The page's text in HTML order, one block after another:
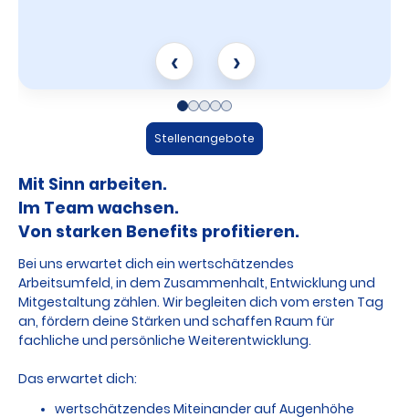
‹ ›
Stellenangebote
Bei uns erwartet dich ein wertschätzendes
Arbeitsumfeld, in dem Zusammenhalt, Entwicklung und
Mitgestaltung zählen. Wir begleiten dich vom ersten Tag
an, fördern deine Stärken und schaffen Raum für
fachliche und persönliche Weiterentwicklung.
Das erwartet dich:
wertschätzendes Miteinander auf Augenhöhe
Mit Sinn arbeiten.
Im Team wachsen.
Von starken Benefits profitieren.